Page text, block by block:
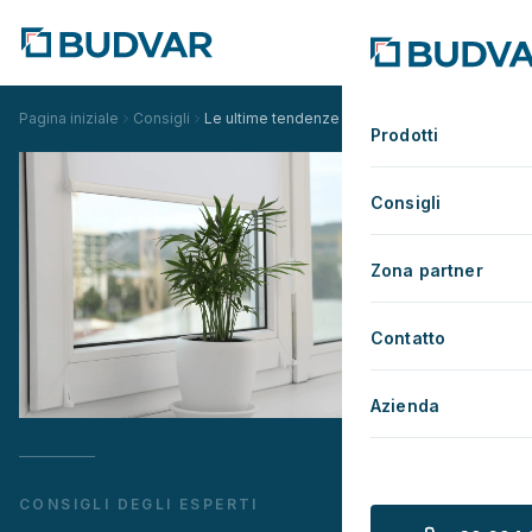
Prodotti
Consigli
Zona partner
Contatto
Azienda
Pagina iniziale Consigli Le ultime tendenze nella decorazione delle
CONSIGLI DEGLI ESPERTI